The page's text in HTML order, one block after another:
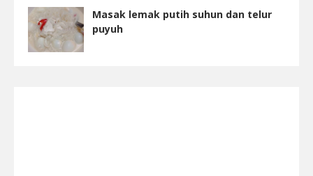
Masak lemak putih suhun dan telur
puyuh